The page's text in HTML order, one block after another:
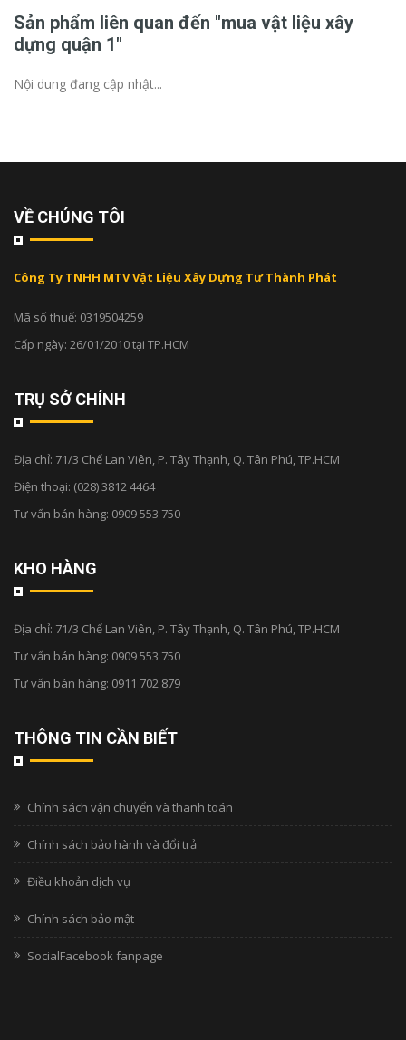
Sản phẩm liên quan đến "mua vật liệu xây
dựng quận 1"
Nội dung đang cập nhật...
VỀ CHÚNG TÔI
Công Ty TNHH MTV Vật Liệu Xây Dựng Tư Thành Phát
Mã số thuế: 0319504259
Cấp ngày: 26/01/2010 tại TP.HCM
TRỤ SỞ CHÍNH
Địa chỉ: 71/3 Chế Lan Viên, P. Tây Thạnh, Q. Tân Phú, TP.HCM
Điện thoại: (028) 3812 4464
Tư vấn bán hàng: 0909 553 750
KHO HÀNG
Địa chỉ: 71/3 Chế Lan Viên, P. Tây Thạnh, Q. Tân Phú, TP.HCM
Tư vấn bán hàng: 0909 553 750
Tư vấn bán hàng: 0911 702 879
THÔNG TIN CẦN BIẾT
Chính sách vận chuyển và thanh toán
Chính sách bảo hành và đổi trả
Điều khoản dịch vụ
Chính sách bảo mật
SocialFacebook fanpage